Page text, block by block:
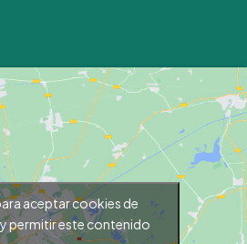
aceptar cookies de
permitir este contenido